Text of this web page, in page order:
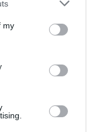
my
λίγες
ενός άρθρου
για το πόσο